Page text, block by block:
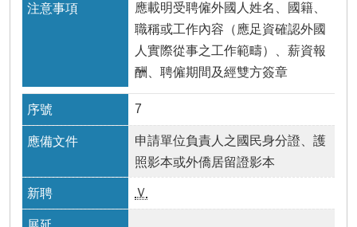
應載明受聘僱外國人姓名、國籍、
職稱或工作內容（應足資確認外國
人實際從事之工作範疇）、薪資報
酬、聘僱期間及經雙方簽章
7
申請單位負責人之國民身分證、護
照影本或外僑居留證影本
Ｖ